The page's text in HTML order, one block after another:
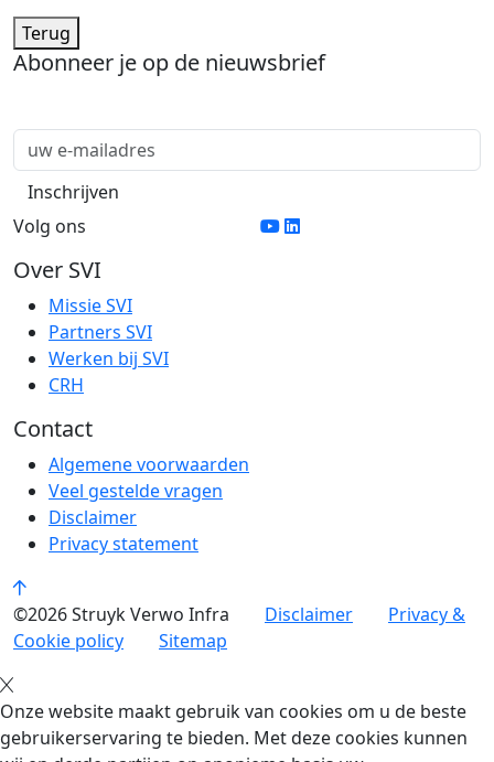
Terug
Abonneer je op de nieuwsbrief
Volg ons
Over SVI
Missie SVI
Partners SVI
Werken bij SVI
CRH
Contact
Algemene voorwaarden
Veel gestelde vragen
Disclaimer
Privacy statement
©2026 Struyk Verwo Infra Disclaimer
Privacy &
Cookie policy
Sitemap
Onze website maakt gebruik van cookies om u de beste
gebruikerservaring te bieden. Met deze cookies kunnen